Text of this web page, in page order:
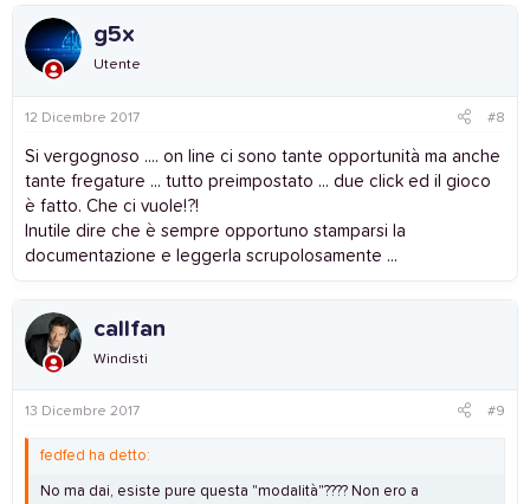
g5x
Utente
12 Dicembre 2017 #8
Si vergognoso .... on line ci sono tante opportunità ma anche
tante fregature ... tutto preimpostato ... due click ed il gioco
è fatto. Che ci vuole!?!
Inutile dire che è sempre opportuno stamparsi la
documentazione e leggerla scrupolosamente ...
callfan
Windisti
13 Dicembre 2017 #9
fedfed ha detto:
No ma dai, esiste pure questa "modalità"???? Non ero a